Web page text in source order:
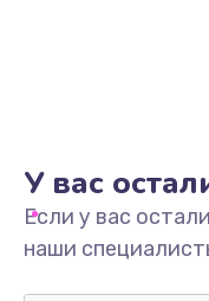
У вас
Если у вас
наши